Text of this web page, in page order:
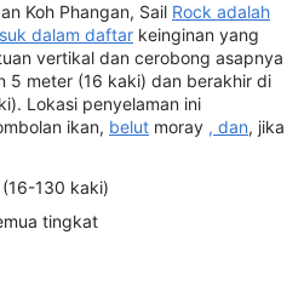
Koh Phangan, Sail Rock adalah
dalam daftar keinginan yang
vertikal dan cerobong asapnya
5 meter (16 kaki) dan berakhir di
Lokasi penyelaman ini
ikan, belut moray , dan, jika
130 kaki)
tingkat